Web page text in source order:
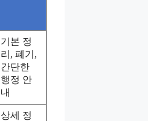
기본 정
리, 폐기,
간단한
행정 안
내
상세 정